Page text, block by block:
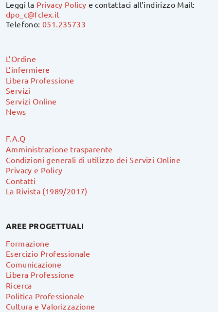
Leggi la Privacy Policy e contattaci all’indirizzo Mail:
dpo_c@fclex.it
Telefono:051.235733
L’Ordine
L’infermiere
Libera Professione
Servizi
Servizi Online
News
F.A.Q
Amministrazione trasparente
Condizioni generali di utilizzo dei Servizi Online
Privacy e Policy
Contatti
La Rivista (1989/2017)
AREE PROGETTUALI
Formazione
Esercizio Professionale
Comunicazione
Libera Professione
Ricerca
Politica Professionale
Cultura e Valorizzazione